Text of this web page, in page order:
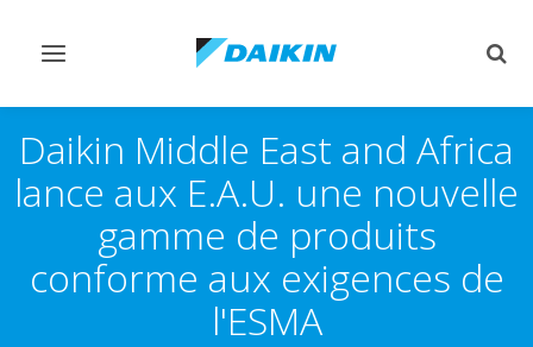
Afficher/masquer
Daikin Middle East and Africa
lance aux E.A.U. une nouvelle
gamme de produits
conforme aux exigences de
l'ESMA